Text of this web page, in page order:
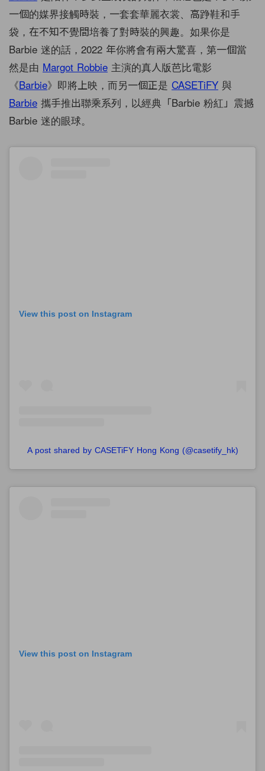
一個的媒界接觸時裝，一套套華麗衣裳、高踭鞋和手
袋，在不知不覺間培養了對時裝的興趣。如果你是
Barbie 迷的話，2022 年你將會有兩大驚喜，第一個當
然是由 Margot Robbie 主演的真人版芭比電影
《Barbie》即將上映，而另一個正是 CASETiFY 與
Barbie 攜手推出聯乘系列，以經典「Barbie 粉紅」震撼
Barbie 迷的眼球。
View this post on Instagram
A post shared by CASETiFY Hong Kong (@casetify_hk)
View this post on Instagram